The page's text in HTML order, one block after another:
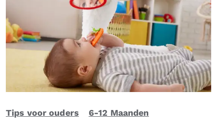
Tips voor ouders 6-12 Maanden